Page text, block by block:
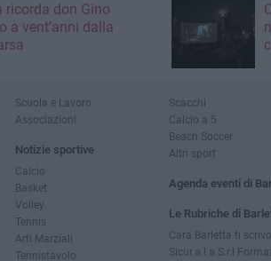
ricorda don Gino
a vent’anni dalla
Scuola e Lavoro
Associazioni
Notizie sportive
Calcio
Basket
Volley
Tennis
Arti Marziali
Tennistavolo
Scacchi
Calcio a 5
Beach Soccer
Altri sport
Agenda eventi di
Le Rubriche di
Cara Barletta ti scrivo
Sicur.a.l.a S.r.l